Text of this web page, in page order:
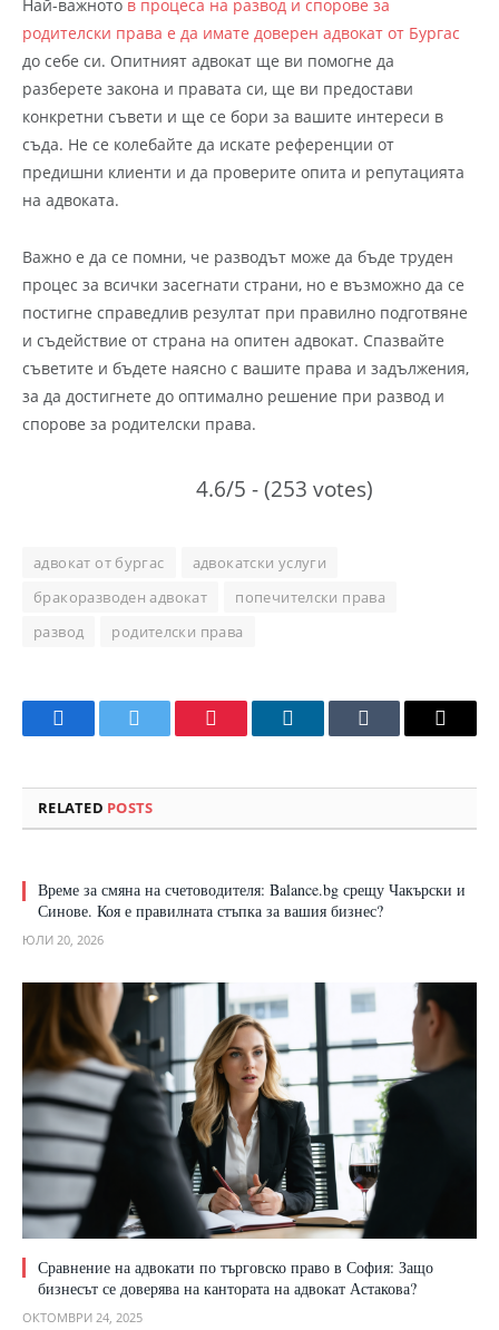
Най-важното в процеса на развод и спорове за
родителски права е да имате доверен адвокат от Бургас
до себе си. Опитният адвокат ще ви помогне да
разберете закона и правата си, ще ви предостави
конкретни съвети и ще се бори за вашите интереси в
съда. Не се колебайте да искате референции от
предишни клиенти и да проверите опита и репутацията
на адвоката.
Важно е да се помни, че разводът може да бъде труден
процес за всички засегнати страни, но е възможно да се
постигне справедлив резултат при правилно подготвяне
и съдействие от страна на опитен адвокат. Спазвайте
съветите и бъдете наясно с вашите права и задължения,
за да достигнете до оптимално решение при развод и
спорове за родителски права.
4.6/5 - (253 votes)
адвокат от бургас
адвокатски услуги
бракоразводен адвокат
попечителски права
развод
родителски права
FacebookTwitter Pinterest LinkedInTumblr Email
RELATED POSTS
Време за смяна на счетоводителя: Balance.bg срещу Чакърски и
Синове. Коя е правилната стъпка за вашия бизнес?
ЮЛИ 20, 2026
Сравнение на адвокати по търговско право в София: Защо
бизнесът се доверява на кантората на адвокат Астакова?
ОКТОМВРИ 24, 2025